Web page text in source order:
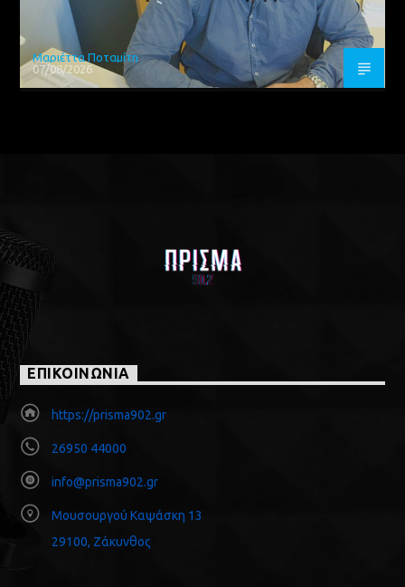
Μαριέττα Ποταμίτη
07/08/2026
ΕΠΙΚΟΙΝΩΝΙΑ
https://prisma902.gr
26950 44000
info@prisma902.gr
Μουσουργού Καψάσκη 13
29100, Ζάκυνθος